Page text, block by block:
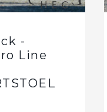
-
Line